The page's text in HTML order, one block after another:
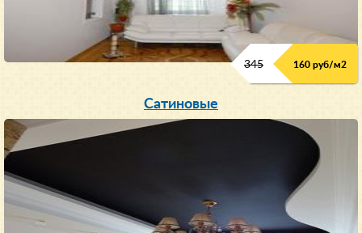
345 160 руб/м2
Сатиновые